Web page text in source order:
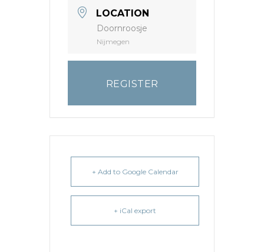
LOCATION
Doornroosje
Nijmegen
REGISTER
+ Add to Google Calendar
+ iCal export